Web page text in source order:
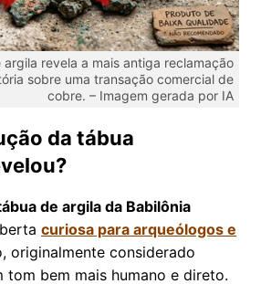
revela a mais antiga reclamação
sobre uma transação comercial de
cobre. – Imagem gerada por IA
da tábua
de argila da Babilônia
curiosa para arqueólogos e
originalmente considerado
tom bem mais humano e direto.